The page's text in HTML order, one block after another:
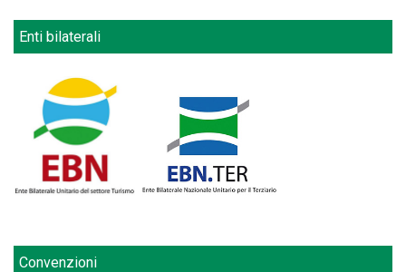
Enti bilaterali
Convenzioni